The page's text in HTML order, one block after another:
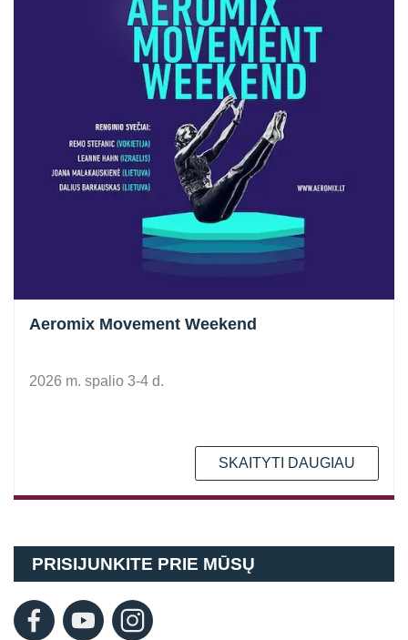
Aeromix Movement Weekend
2026 m. spalio 3-4 d.
SKAITYTI DAUGIAU
PRISIJUNKITE PRIE MŪSŲ